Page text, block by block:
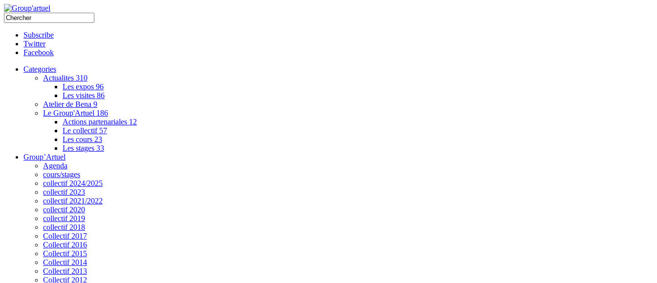
Subscribe
Twitter
Facebook
Categories
Actualites 310
Les expos 96
Les visites 86
Atelier de Bena 9
Le Group'Artuel 186
Actions partenariales 12
Le collectif 57
Les cours 23
Les stages 33
Group’Artuel
Agenda
cours/stages
collectif 2024/2025
collectif 2023
collectif 2021/2022
collectif 2020
collectif 2019
collectif 2018
Collectif 2017
Collectif 2016
Collectif 2015
Collectif 2014
Collectif 2013
Collectif 2012